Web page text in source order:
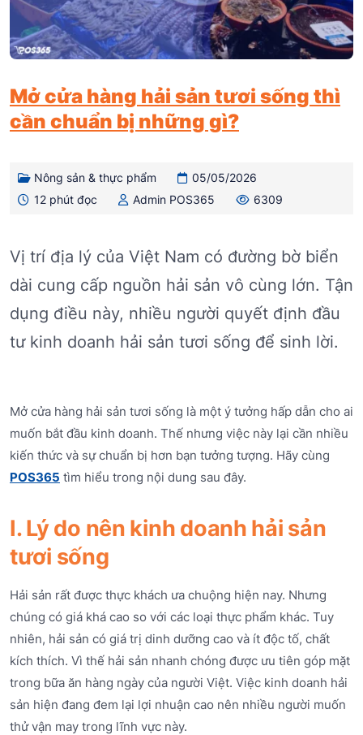
Mở cửa hàng hải sản tươi sống thì
cần chuẩn bị những gì?
Nông sản & thực phẩm
05/05/2026
12 phút đọc
Admin POS365 6309
Vị trí địa lý của Việt Nam có đường bờ biển
dài cung cấp nguồn hải sản vô cùng lớn. Tận
dụng điều này, nhiều người quyết định đầu
tư kinh doanh hải sản tươi sống để sinh lời.
Mở cửa hàng hải sản tươi sống là một ý tưởng hấp dẫn cho ai
muốn bắt đầu kinh doanh. Thế nhưng việc này lại cần nhiều
kiến thức và sự chuẩn bị hơn bạn tưởng tượng. Hãy cùng
POS365 tìm hiểu trong nội dung sau đây.
I. Lý do nên kinh doanh hải sản
tươi sống
Hải sản rất được thực khách ưa chuộng hiện nay. Nhưng
chúng có giá khá cao so với các loại thực phẩm khác. Tuy
nhiên, hải sản có giá trị dinh dưỡng cao và ít độc tố, chất
kích thích. Vì thế hải sản nhanh chóng được ưu tiên góp mặt
trong bữa ăn hàng ngày của người Việt. Việc kinh doanh hải
sản hiện đang đem lại lợi nhuận cao nên nhiều người muốn
thử vận may trong lĩnh vực này.